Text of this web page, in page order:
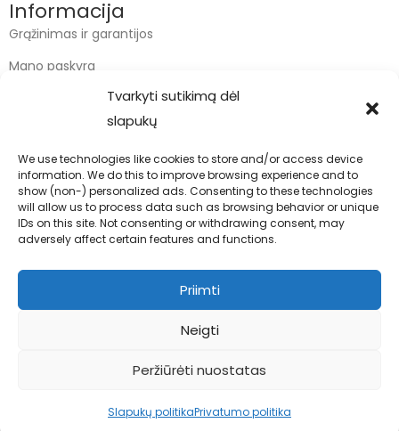
Tvarkyti sutikimą dėl
slapukų
We use technologies like cookies to store and/or access device
information. We do this to improve browsing experience and to
show (non-) personalized ads. Consenting to these technologies
will allow us to process data such as browsing behavior or unique
IDs on this site. Not consenting or withdrawing consent, may
adversely affect certain features and functions.
Priimti
Neigti
Peržiūrėti nuostatas
Slapukų politikaPrivatumo politika
Informacija
Grąžinimas ir garantijos
Mano paskyra
Kontaktai
info@bodyfoodas.lt
+370 600 77017
Visos teisės saugomos © Bodyfoodas.lt 2026